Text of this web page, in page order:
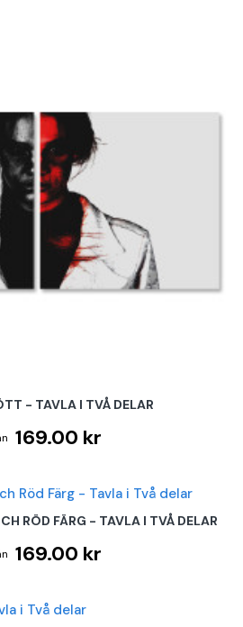
- TAVLA I TVÅ DELAR
169.00 kr
RÖD FÄRG - TAVLA I TVÅ DELAR
169.00 kr